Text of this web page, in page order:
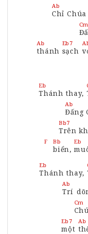
Ab
Chỉ
Cm
Ab
thánh
Eb7
sạch
Eb
Thánh thay,
Ab
Đấng
Bb7
Trên
F Bb
biển,
Eb
Eb
Thánh thay,
Ab
Trí
Cm
Eb7
một
Ab